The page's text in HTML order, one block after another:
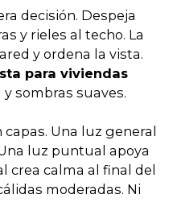
decisión. Despeja
y rieles al techo. La
y ordena la vista.
para viviendas
sombras suaves.
Una luz general
luz puntual apoya
crea calma al final del
moderadas. Ni